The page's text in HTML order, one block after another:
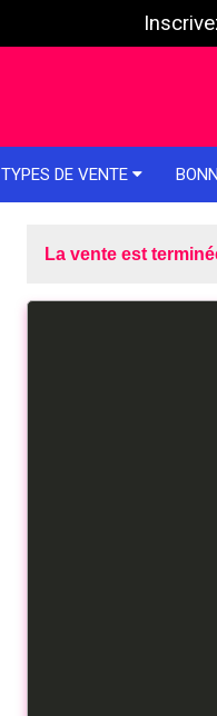
TYPES DE VENTE
La vente est